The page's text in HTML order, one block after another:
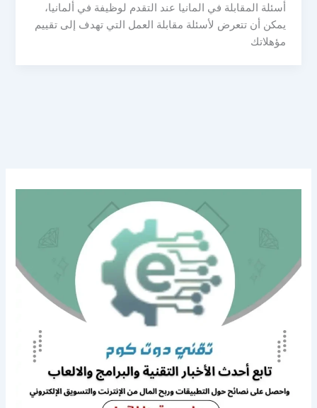
أسئلة المقابلة في المانيا عند التقدم لوظيفة في ألمانيا،
يمكن أن تتعرض لأسئلة مقابلة العمل التي تهدف إلى تقييم
مؤهلاتك